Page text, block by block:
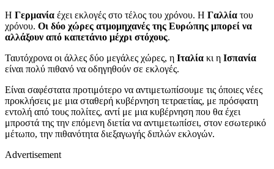
Η Γερμανία έχει εκλογές στο τέλος του χρόνου. Η Γαλλία του
χρόνου. Οι δύο χώρες ατμομηχανές της Ευρώπης μπορεί να
αλλάξουν από καπετάνιο μέχρι στόχους.
Ταυτόχρονα οι άλλες δύο μεγάλες χώρες, η Ιταλία κι η Ισπανία
είναι πολύ πιθανό να οδηγηθούν σε εκλογές.
Είναι σαφέστατα προτιμότερο να αντιμετωπίσουμε τις όποιες νέες
προκλήσεις με μια σταθερή κυβέρνηση τετραετίας, με πρόσφατη
εντολή από τους πολίτες, αντί με μια κυβέρνηση που θα έχει
μπροστά της την επόμενη διετία να αντιμετωπίσει, στον εσωτερικό
μέτωπο, την πιθανότητα διεξαγωγής διπλών εκλογών.
Advertisement